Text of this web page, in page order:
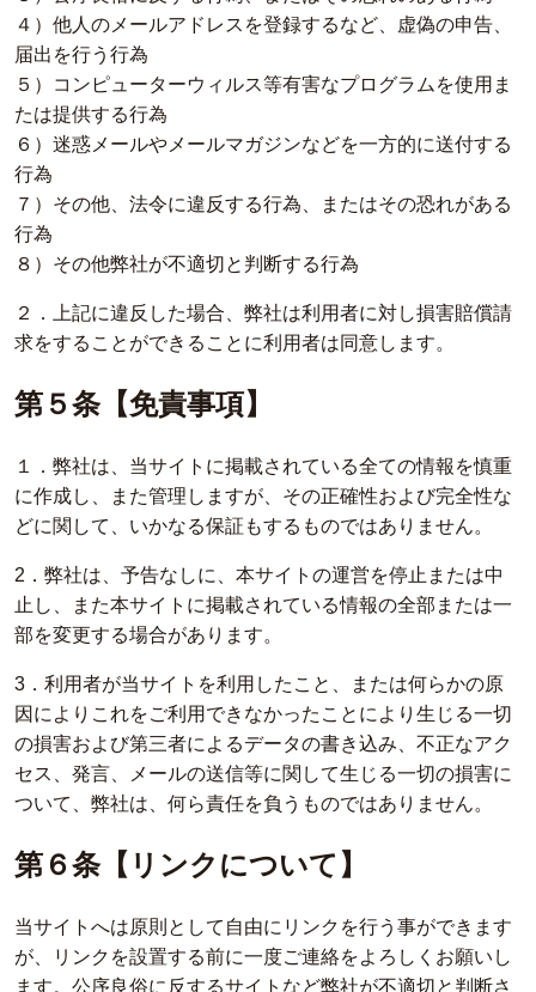
４）他人のメールアドレスを登録するなど、虚偽の申告、
届出を行う行為
５）コンピューターウィルス等有害なプログラムを使用ま
たは提供する行為
６）迷惑メールやメールマガジンなどを一方的に送付する
行為
７）その他、法令に違反する行為、またはその恐れがある
行為
８）その他弊社が不適切と判断する行為
２．上記に違反した場合、弊社は利用者に対し損害賠償請
求をすることができることに利用者は同意します。
第５条【免責事項】
１．弊社は、当サイトに掲載されている全ての情報を慎重
に作成し、また管理しますが、その正確性および完全性な
どに関して、いかなる保証もするものではありません。
2．弊社は、予告なしに、本サイトの運営を停止または中
止し、また本サイトに掲載されている情報の全部または一
部を変更する場合があります。
3．利用者が当サイトを利用したこと、または何らかの原
因によりこれをご利用できなかったことにより生じる一切
の損害および第三者によるデータの書き込み、不正なアク
セス、発言、メールの送信等に関して生じる一切の損害に
ついて、弊社は、何ら責任を負うものではありません。
第６条【リンクについて】
当サイトへは原則として自由にリンクを行う事ができます
が、リンクを設置する前に一度ご連絡をよろしくお願いし
ます。公序良俗に反するサイトなど弊社が不適切と判断さ